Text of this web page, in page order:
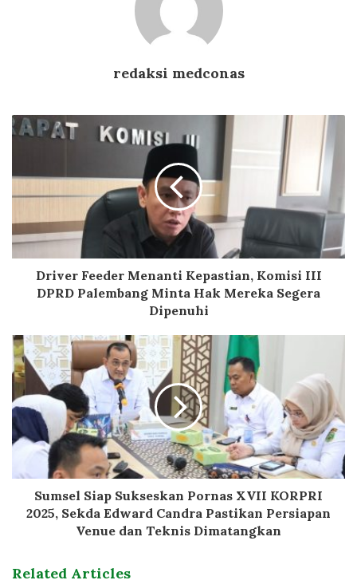
redaksi medconas
Driver Feeder Menanti Kepastian, Komisi III
DPRD Palembang Minta Hak Mereka Segera
Dipenuhi
Sumsel Siap Sukseskan Pornas XVII KORPRI
2025, Sekda Edward Candra Pastikan Persiapan
Venue dan Teknis Dimatangkan
Related Articles